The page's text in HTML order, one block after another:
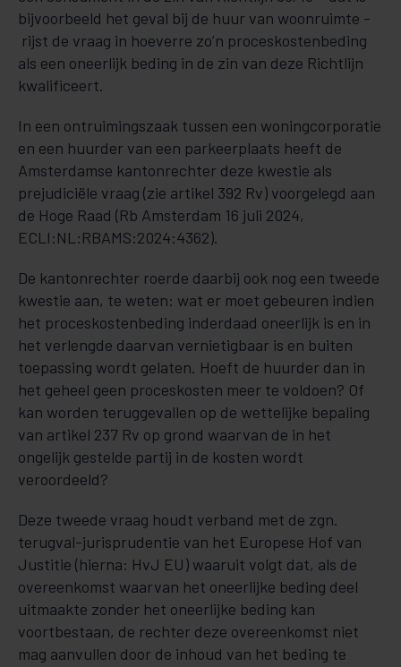
bijvoorbeeld het geval bij de huur van woonruimte -
rijst de vraag in hoeverre zo’n proceskostenbeding
als een oneerlijk beding in de zin van deze Richtlijn
kwalificeert.
In een ontruimingszaak tussen een woningcorporatie
en een huurder van een parkeerplaats heeft de
Amsterdamse kantonrechter deze kwestie als
prejudiciële vraag (zie artikel 392 Rv) voorgelegd aan
de Hoge Raad (Rb Amsterdam 16 juli 2024,
ECLI:NL:RBAMS:2024:4362).
De kantonrechter roerde daarbij ook nog een tweede
kwestie aan, te weten: wat er moet gebeuren indien
het proceskostenbeding inderdaad oneerlijk is en in
het verlengde daarvan vernietigbaar is en buiten
toepassing wordt gelaten. Hoeft de huurder dan in
het geheel geen proceskosten meer te voldoen? Of
kan worden teruggevallen op de wettelijke bepaling
van artikel 237 Rv op grond waarvan de in het
ongelijk gestelde partij in de kosten wordt
veroordeeld?
Deze tweede vraag houdt verband met de zgn.
terugval-jurisprudentie van het Europese Hof van
Justitie (hierna: HvJ EU) waaruit volgt dat, als de
overeenkomst waarvan het oneerlijke beding deel
uitmaakte zonder het oneerlijke beding kan
voortbestaan, de rechter deze overeenkomst niet
mag aanvullen door de inhoud van het beding te